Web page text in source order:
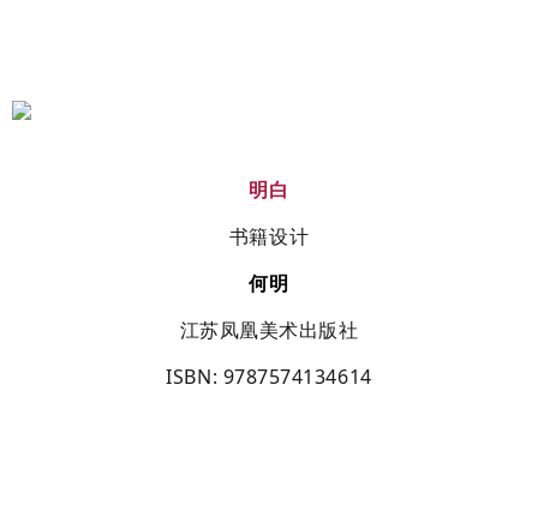
明白
书籍设计
何明
江苏凤凰美术出版社
ISBN: 9787574134614